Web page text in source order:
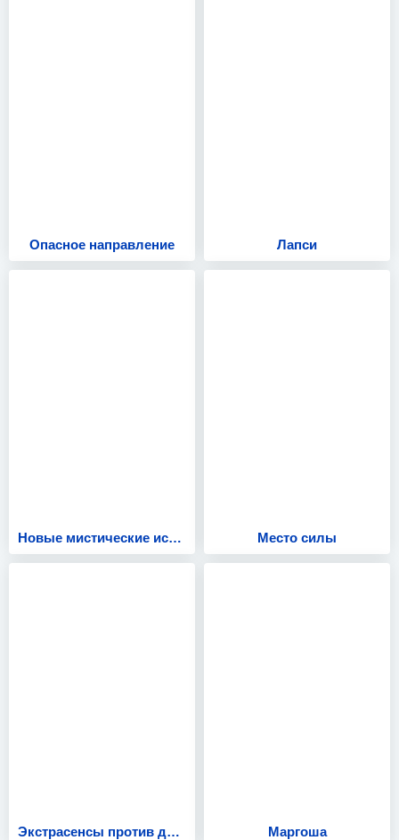
Опасное направление Лапси
Новые мистические истории Место силы
Экстрасенсы против детективов Маргоша